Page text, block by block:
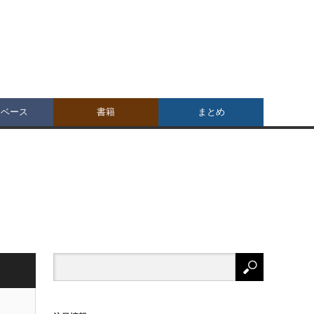
ース 書籍 まとめ